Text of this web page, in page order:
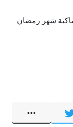
شهر رمضان